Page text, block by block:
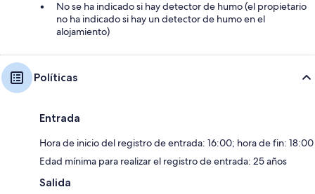
No se ha indicado si hay detector de humo (el propietario
no ha indicado si hay un detector de humo en el
alojamiento)
Políticas
Entrada
Hora de inicio del registro de entrada: 16:00; hora de fin: 18:00
Edad mínima para realizar el registro de entrada: 25 años
Salida